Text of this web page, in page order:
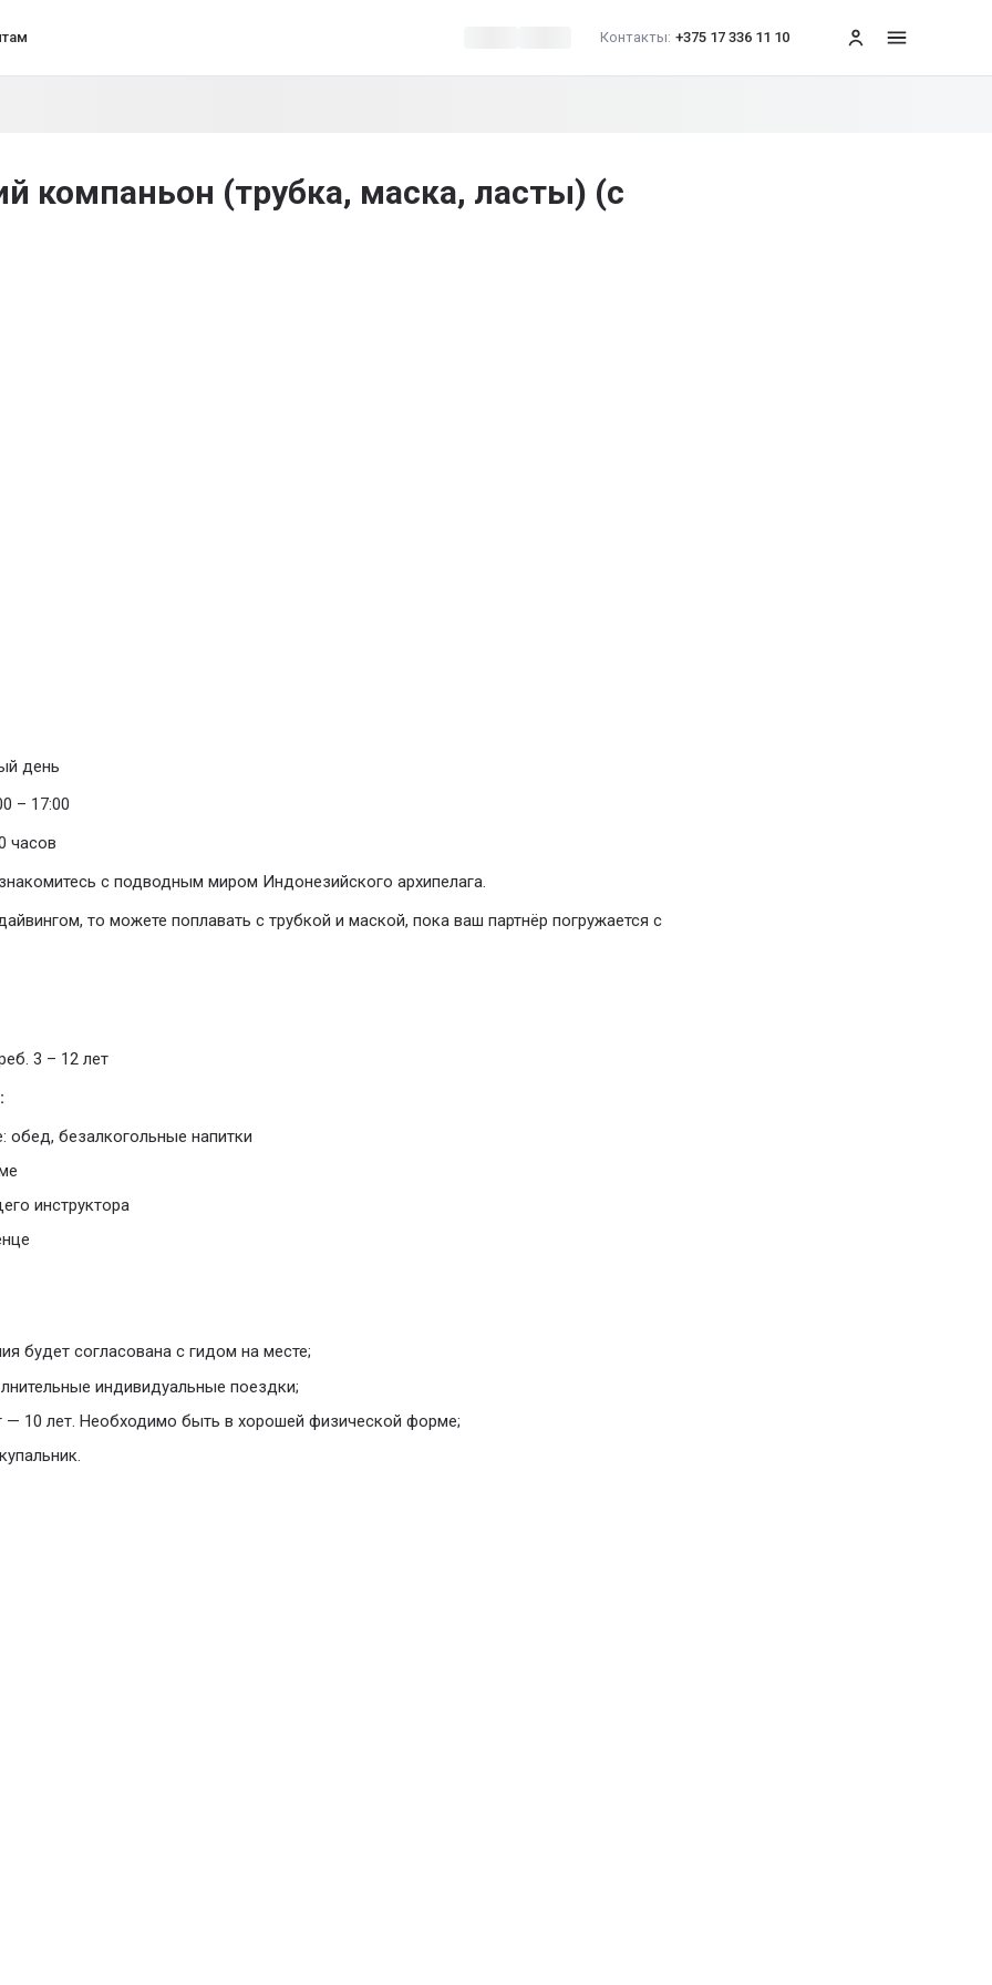
Контакты: +375 17 336 11 10 меню
компаньон (трубка, маска, ласты) (с
день
– 17:00
часов
с подводным миром Индонезийского архипелага.
то можете поплавать с трубкой и маской, пока ваш партнёр погружается с
3 – 12 лет
обед, безалкогольные напитки
инструктора
будет согласована с гидом на месте;
индивидуальные поездки;
10 лет. Необходимо быть в хорошей физической форме;